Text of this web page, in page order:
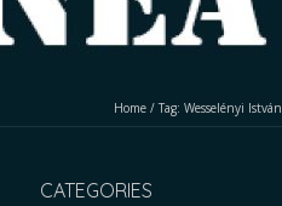
Home / Tag: Wesselényi István
CATEGORIES